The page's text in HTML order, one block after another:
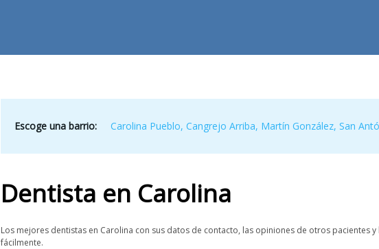
Escoge una barrio: Carolina Pueblo,Cangrejo Arriba, Martín González,San
Dentista en Carolina
Los mejores dentistas en Carolina con sus datos de contacto, las opiniones de otros pacientes
fácilmente.